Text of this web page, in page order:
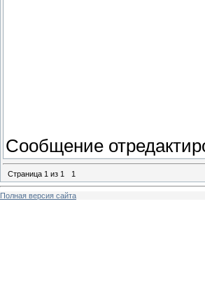
Сообщение
Страница 1 из 1 1
Полная версия сайта